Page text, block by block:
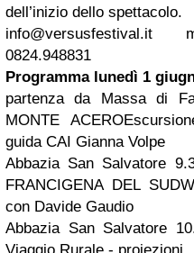
dell’inizio dello spettacolo.
info@versusfestival.it
0824.948831
Programma lunedì 1
partenza da Massa di
MONTE
guida CAI Gianna Volpe
Abbazia San Salvatore
FRANCIGENA DEL
con Davide Gaudio
Abbazia San Salvatore